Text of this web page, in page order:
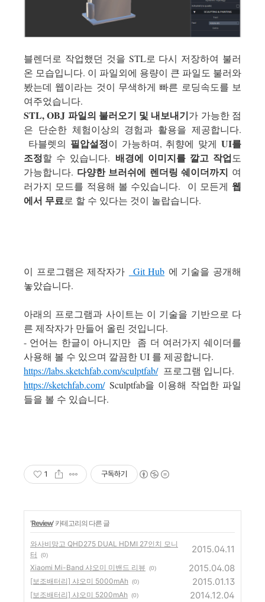
블렌더로 작업했던 것을 STL로 다시 저장하여 불러
온 모습입니다. 이 파일외에 용량이 큰 파일도 불러와
봤는데 웹이라는 것이 무색하게 빠른 로딩속도를 보
여주었습니다.
STL, OBJ 파일의 불러오기 및 내보내기가 가능한 점
은 단순한 체험이상의 경험과 활용을 제공합니다.
타블렛의 필압설정이 가능하며, 취향에 맞게 UI를
조정할 수 있습니다. 배경에 이미지를 깔고 작업도
가능합니다. 다양한 브러쉬에 렌더링 쉐이더까지 여
러가지 모드를 적용해 볼 수있습니다. 이 모든게 웹
에서 무료로 할 수 있다는 것이 놀랍습니다.
이 프로그램은 제작자가 Git Hub 에 기술을 공개해
놓았습니다.
아래의 프로그램과 사이트는 이 기술을 기반으로 다
른 제작자가 만들어 올린 것입니다.
- 언어는 한글이 아니지만 좀 더 여러가지 쉐이더를
사용해 볼 수 있으며 깔끔한 UI 를 제공합니다.
https://labs.sketchfab.com/sculptfab/프로그램 입니다.
https://sketchfab.com/Sculptfab을 이용해 작업한 파일
들을 볼 수 있습니다.
1 구독하기
'Review' 카테고리의 다른 글
와사비망고 QHD275 DUAL HDMI 27인치 모니
터
(0)
2015.04.11
Xiaomi Mi-Band 샤오미 미밴드 리뷰 (0) 2015.04.08
[보조배터리] 샤오미 5000mAh (0) 2015.01.13
[보조배터리] 샤오미 5200mAh (0) 2014.12.04